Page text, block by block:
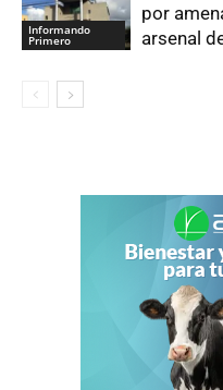
Informando
Primero
por
arsenal